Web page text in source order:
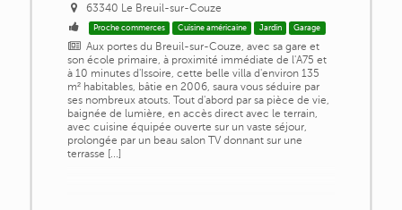
63340 Le Breuil-sur-Couze
Proche commerces Cuisine américaine Jardin Garage
Aux portes du Breuil-sur-Couze, avec sa gare et
son école primaire, à proximité immédiate de l'A75 et
à 10 minutes d'Issoire, cette belle villa d'environ 135
m² habitables, bâtie en 2006, saura vous séduire par
ses nombreux atouts. Tout d'abord par sa pièce de vie,
baignée de lumière, en accès direct avec le terrain,
avec cuisine équipée ouverte sur un vaste séjour,
prolongée par un beau salon TV donnant sur une
terrasse [...]